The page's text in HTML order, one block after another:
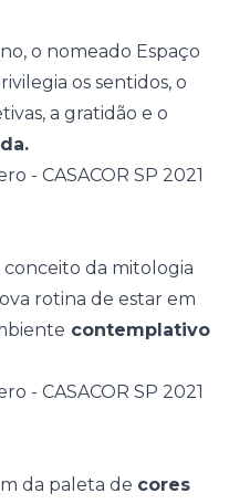
o nomeado Espaço
os sentidos, o
a gratidão e o
da mitologia
rotina de estar em
contemplativo
da paleta de cores